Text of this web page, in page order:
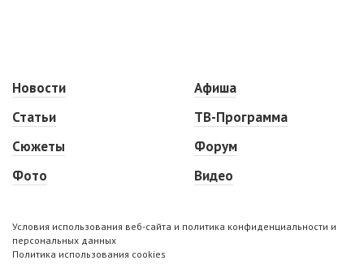
Новости
Статьи
Сюжеты
Фото
Афиша
ТВ-Программа
Форум
Видео
Условия использования веб-сайта и политика конфиденциальности и
персональных данных
Политика использования cookies